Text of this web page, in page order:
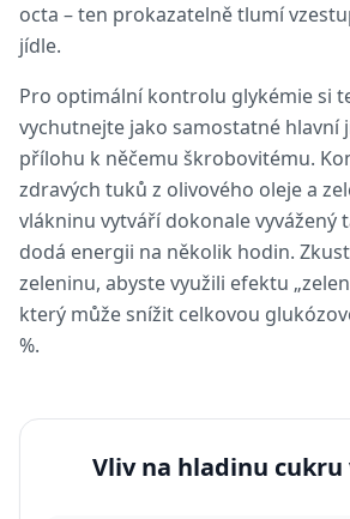
octa – ten prokazatelně tlumí
jídle.
Pro optimální kontrolu glykémie si
vychutnejte jako samostatné hlavní
přílohu k něčemu škrobovitému.
zdravých tuků z olivového oleje a
vlákninu vytváří dokonale vyvážený
dodá energii na několik hodin.
zeleninu, abyste využili efektu
který může snížit celkovou
%.
Vliv na hladinu cukru